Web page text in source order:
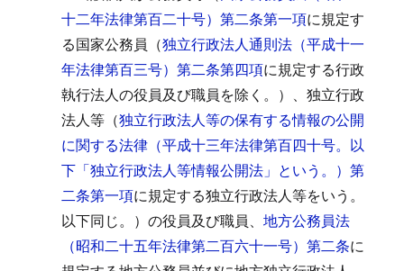
十二年法律第百二十号）第二条第一項に規定す
る国家公務員（独立行政法人通則法（平成十一
年法律第百三号）第二条第四項に規定する行政
執行法人の役員及び職員を除く。）、独立行政
法人等（独立行政法人等の保有する情報の公開
に関する法律（平成十三年法律第百四十号。以
下「独立行政法人等情報公開法」という。）第
二条第一項に規定する独立行政法人等をいう。
以下同じ。）の役員及び職員、 地方公務員法
（昭和二十五年法律第二百六十一号）第二条に